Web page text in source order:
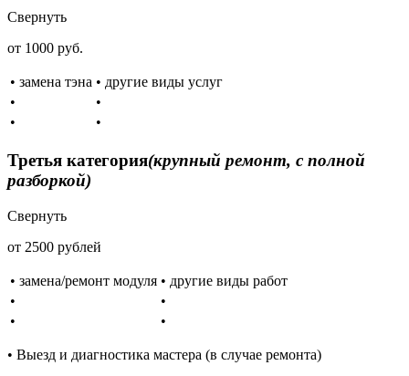
Свернуть
от 1000 руб.
• замена тэна • другие виды услуг
•
•
•
•
Третья категория(крупный ремонт, с полной
разборкой)
Свернуть
от 2500 рублей
• замена/ремонт модуля • другие виды работ
•
•
•
•
• Выезд и диагностика мастера (в случае ремонта)